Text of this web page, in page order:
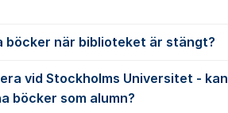
böcker när biblioteket är stängt?
vid Stockholms Universitet - kan
böcker som alumn?